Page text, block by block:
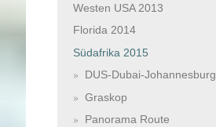
Westen USA 2013
Florida 2014
Südafrika 2015
DUS-Dubai-Johannesburg
Graskop
Panorama Route